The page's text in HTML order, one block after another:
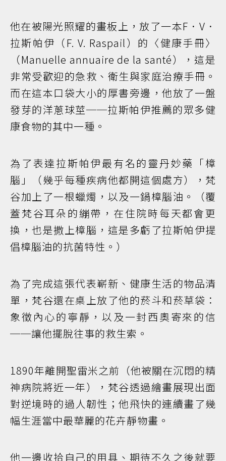
他在被陽光照耀的畫板上，放了一本F．V．
拉斯帕伊（F. V. Raspail）的〈健康手冊〉
（Manuelle annuaire de la santé），這是
非常受歡迎的急救、衛生與家庭治療手冊。
而在這本口袋大小的厚書旁邊，他放了一盤
發芽的洋蔥球莖──拉斯帕伊推薦的眾多健
康食物的其中一種。
為了表達拉斯帕伊最有名的靈丹妙藥「樟
腦」（幾乎每種疾病他都開這個處方），梵
谷加上了一根蠟燭，以及一鍋樟腦油。（覆
蓋梵谷耳朵的繃帶，在住院時每天都會更
換，也是撒上樟腦，這是多虧了拉斯帕伊提
倡樟腦油的抗菌特性。）
為了完成這張代表嶄新、健康生活的物品清
單，梵谷還在桌上放了他的菸斗和菸草袋：
象徵內心的寧靜，以及一封西奧寄來的信
──讓他擺脫往事的救生索。
1890年離開聖雷米之前（他被關在沉悶的精
神病院將近一年），梵谷透過繪畫展現出面
對逆境時的過人韌性；他飛快的連續畫了幾
幅生涯當中最華麗的花卉靜物畫。
他一邊收拾自己的用具、期待不久之後就要